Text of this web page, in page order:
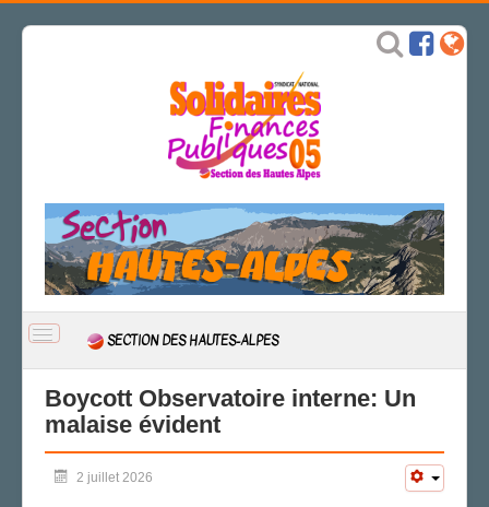
BASCULER
NAVIGATION
SECTION DES HAUTES-ALPES
ACTUALITÉ
CSAL
CAP/Recours
Boycott Observatoire interne: Un
malaise évident
2 juillet 2026